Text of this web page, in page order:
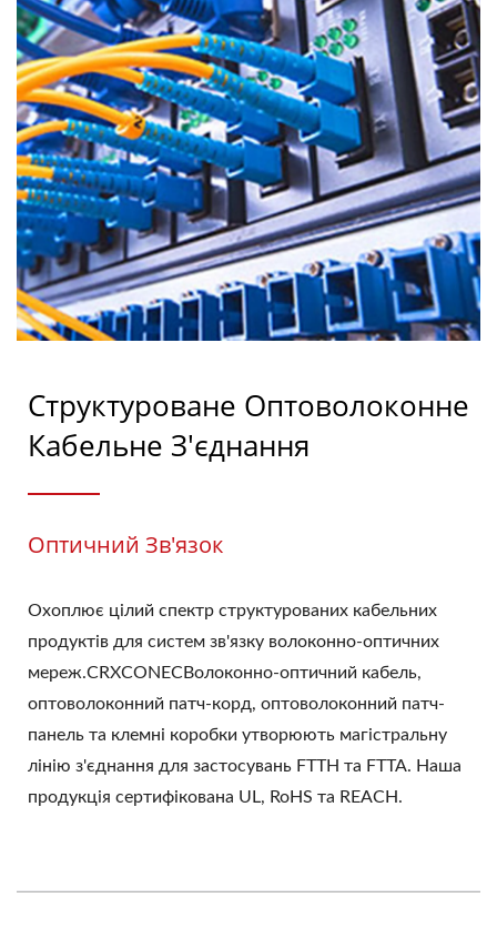
Структуроване Оптоволоконне
Кабельне З'єднання
Оптичний Зв'язок
Охоплює цілий спектр структурованих кабельних
продуктів для систем зв'язку волоконно-оптичних
мереж.CRXCONECВолоконно-оптичний кабель,
оптоволоконний патч-корд, оптоволоконний патч-
панель та клемні коробки утворюють магістральну
лінію з'єднання для застосувань FTTH та FTTA. Наша
продукція сертифікована UL, RoHS та REACH.